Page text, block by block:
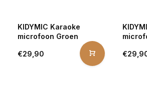
KIDYMIC Karaoke
microfoon Groen
€29,90